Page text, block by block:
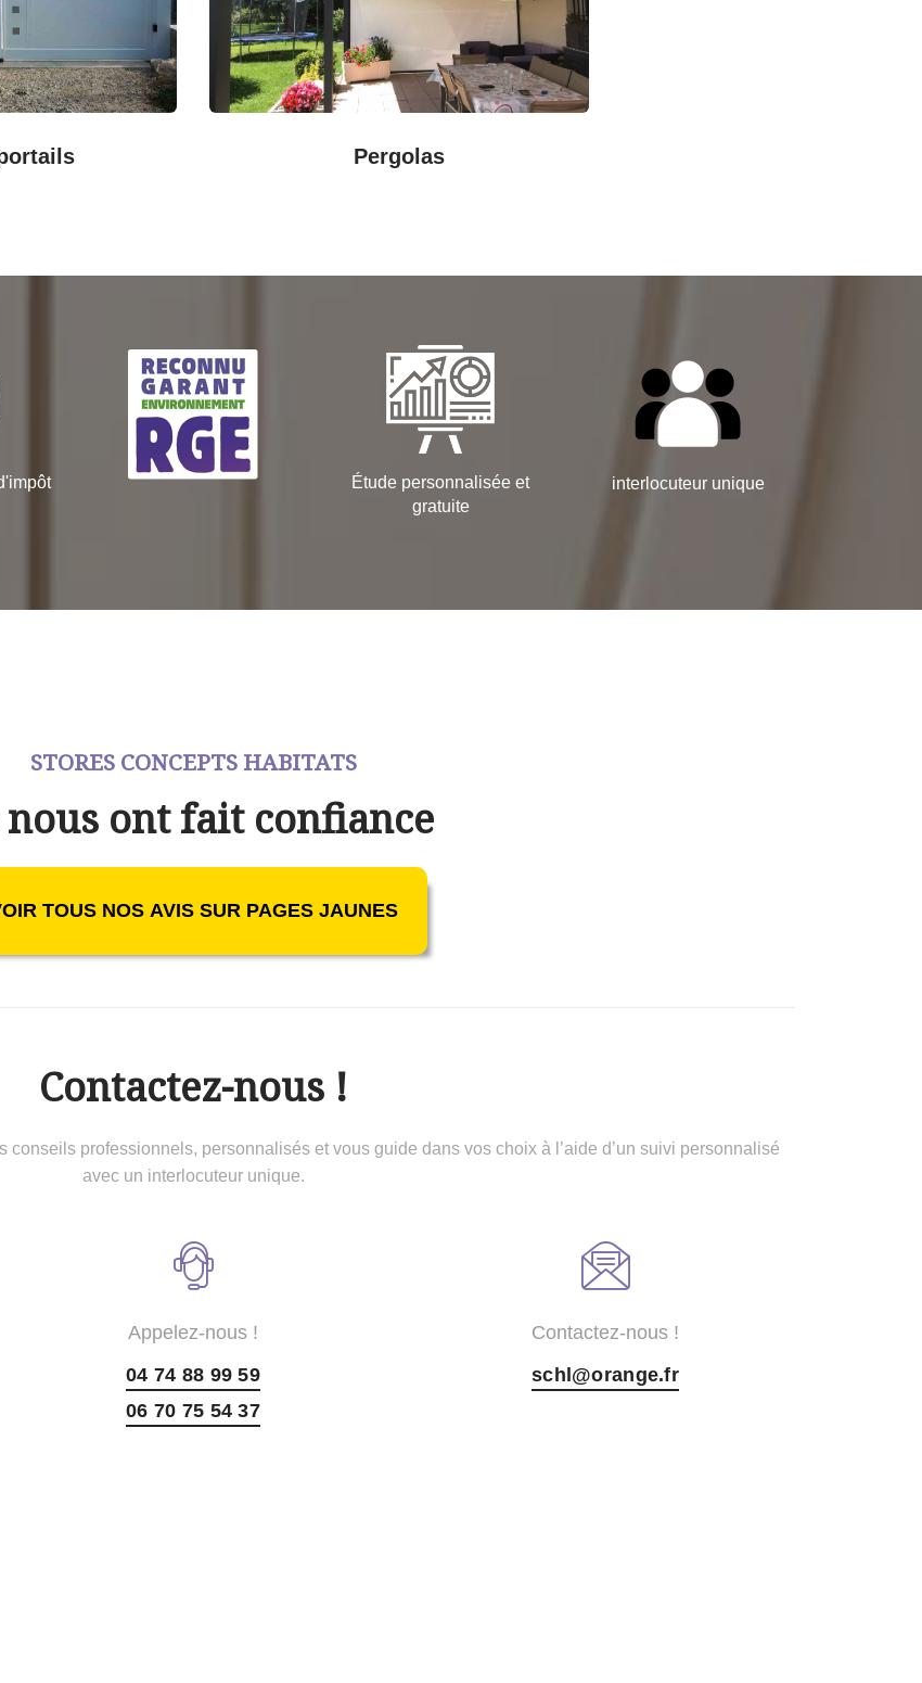
Pergolas
Étude personnalisée et
gratuite
interlocuteur unique
STORES CONCEPTS HABITATS
ont fait confiance
TOUS NOS AVIS SUR PAGES JAUNES
Contactez-nous !
professionnels, personnalisés et vous guide dans vos choix à l’aide d’un suivi personnalisé
avec un interlocuteur unique.
Appelez-nous !
04 74 88 99 59
06 70 75 54 37
Contactez-nous !
schl@orange.fr